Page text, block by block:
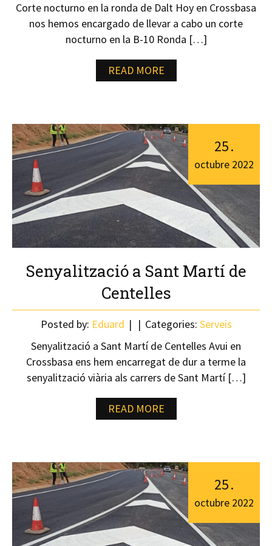
Corte nocturno en la ronda de Dalt Hoy en Crossbasa
nos hemos encargado de llevar a cabo un corte
nocturno en la B-10 Ronda […]
READ MORE
Senyalització a Sant Martí de
Centelles
25.
octubre 2022
Posted by: Eduard Categories: Serveis
Senyalització a Sant Martí de Centelles Avui en
Crossbasa ens hem encarregat de dur a terme la
senyalització viària als carrers de Sant Martí […]
READ MORE
25.
octubre 2022